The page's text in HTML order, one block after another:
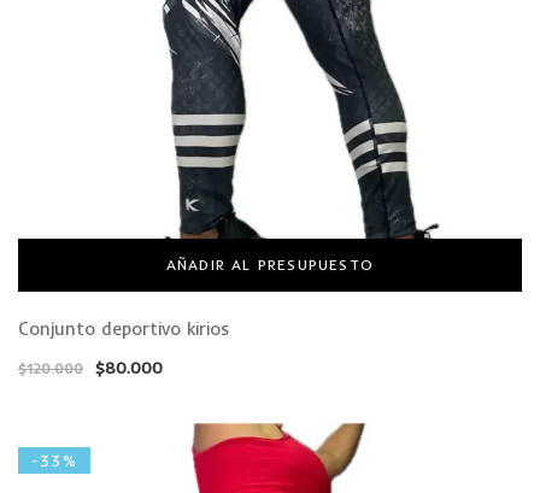
AÑADIR AL PRESUPUESTO
Conjunto deportivo kirios
$120.000 $80.000
-33%